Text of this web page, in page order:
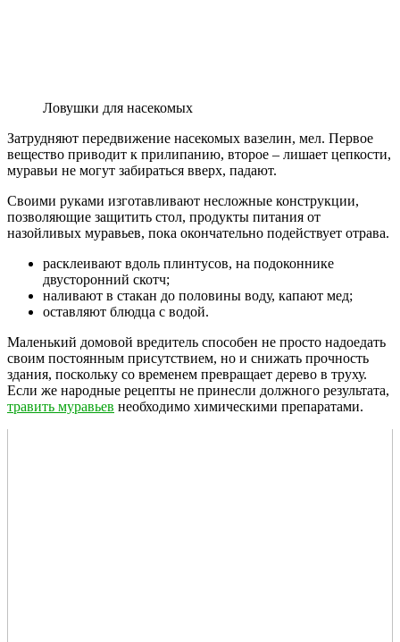
Ловушки для насекомых
Затрудняют передвижение насекомых вазелин, мел. Первое
вещество приводит к прилипанию, второе – лишает цепкости,
муравьи не могут забираться вверх, падают.
Своими руками изготавливают несложные конструкции,
позволяющие защитить стол, продукты питания от
назойливых муравьев, пока окончательно подействует отрава.
расклеивают вдоль плинтусов, на подоконнике
двусторонний скотч;
наливают в стакан до половины воду, капают мед;
оставляют блюдца с водой.
Маленький домовой вредитель способен не просто надоедать
своим постоянным присутствием, но и снижать прочность
здания, поскольку со временем превращает дерево в труху.
Если же народные рецепты не принесли должного результата,
травить муравьев необходимо химическими препаратами.